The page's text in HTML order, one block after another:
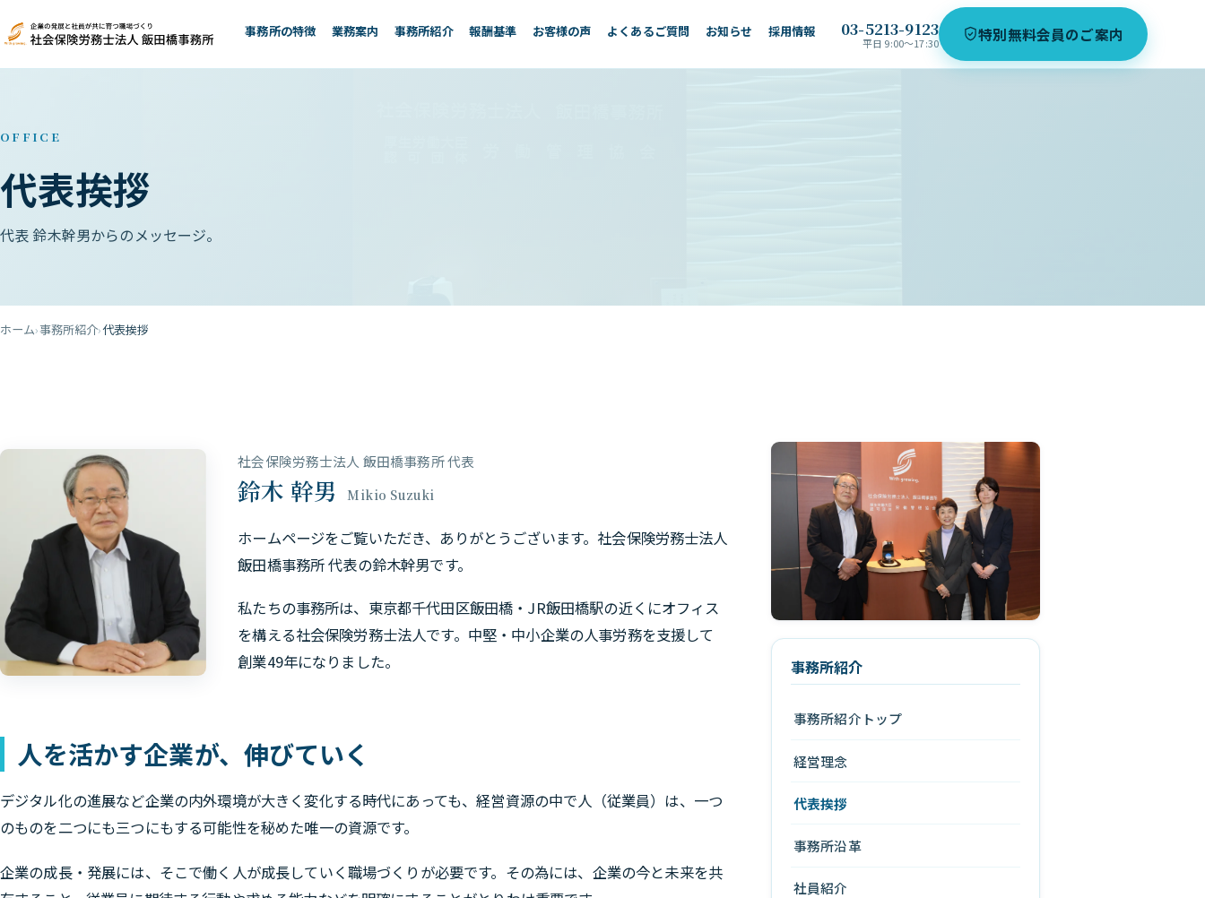
事務所の特徴 業務案内 事務所紹介 報酬基準 お客様の声 よくあるご質問 お知らせ 採用情報 03-5213-9123
平日 9:00〜17:30 特別無料会員のご案内
OFFICE
代表挨拶
代表 鈴木幹男からのメッセージ。
ホーム 事務所紹介 代表挨拶
社会保険労務士法人 飯田橋事務所 代表
鈴木 幹男 Mikio Suzuki
ホームページをご覧いただき、ありがとうございます。社会保険労務士法人
飯田橋事務所 代表の鈴木幹男です。
私たちの事務所は、東京都千代田区飯田橋・JR飯田橋駅の近くにオフィス
を構える社会保険労務士法人です。中堅・中小企業の人事労務を支援して
創業49年になりました。
人を活かす企業が、伸びていく
デジタル化の進展など企業の内外環境が大きく変化する時代にあっても、経営資源の中で人（従業員）は、一つ
のものを二つにも三つにもする可能性を秘めた唯一の資源です。
企業の成長・発展には、そこで働く人が成長していく職場づくりが必要です。その為には、企業の今と未来を共
事務所紹介
事務所紹介トップ
経営理念
代表挨拶
事務所沿革
社員紹介